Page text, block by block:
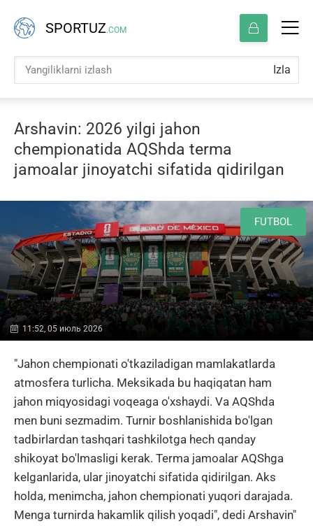
SPORTUZ.COM
Izla
Arshavin: 2026 yilgi jahon
chempionatida AQShda terma
jamoalar jinoyatchi sifatida qidirilgan
FUTBOL
11:52, 05 июль 2026
"Jahon chempionati o'tkaziladigan mamlakatlarda
atmosfera turlicha. Meksikada bu haqiqatan ham
jahon miqyosidagi voqeaga o'xshaydi. Va AQShda
men buni sezmadim. Turnir boshlanishida bo'lgan
tadbirlardan tashqari tashkilotga hech qanday
shikoyat bo'lmasligi kerak. Terma jamoalar AQShga
kelganlarida, ular jinoyatchi sifatida qidirilgan. Aks
holda, menimcha, jahon chempionati yuqori darajada.
Menga turnirda hakamlik qilish yoqadi", dedi Arshavin"